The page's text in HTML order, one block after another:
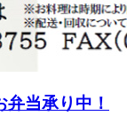
当承り中！